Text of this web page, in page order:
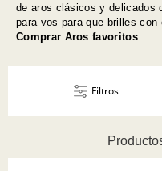
de aros clásicos y delicados
para vos para que brilles con
Comprar Aros favoritos
Filtros